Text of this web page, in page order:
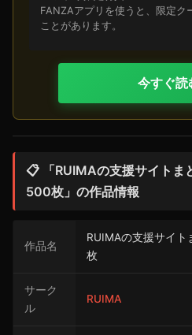
FANZAアプリを使うと、限定ク
ことがあります。
今すぐ
📋 「RUIMAの支援サイト
500枚」の作品情報
作品名
RUIMAの支援サイ
枚
サーク
ル
RUIMA